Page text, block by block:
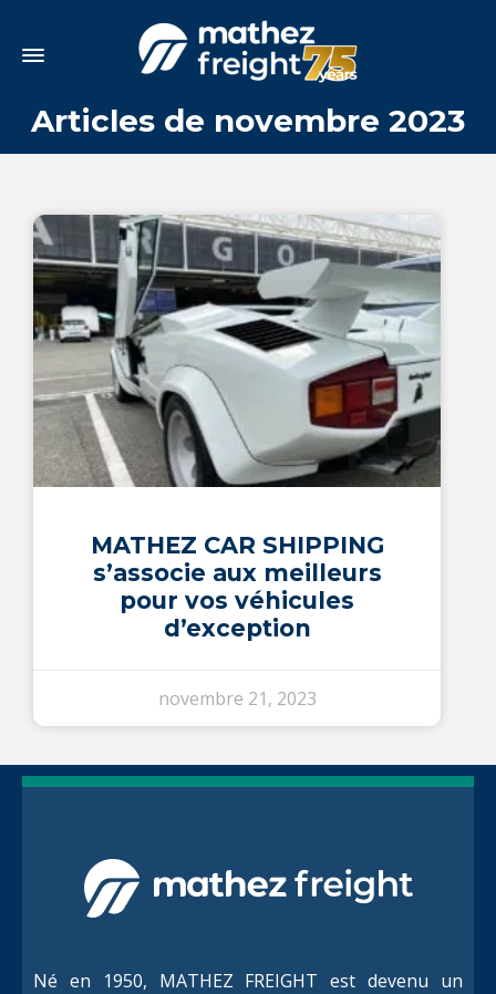
Articles de novembre 2023
MATHEZ CAR SHIPPING
s’associe aux meilleurs
pour vos véhicules
d’exception
novembre 21, 2023
Né en 1950, MATHEZ FREIGHT est devenu un